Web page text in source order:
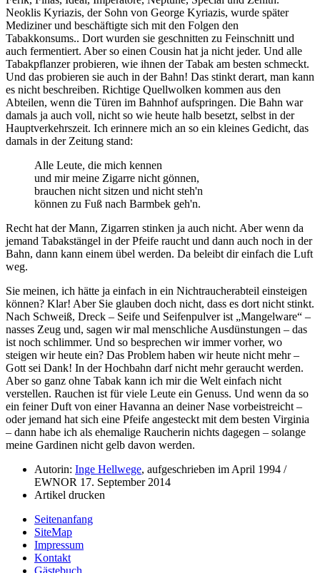
Neoklis Kyriazis, der Sohn von George Kyriazis, wurde später
Mediziner und beschäftigte sich mit den Folgen den
Tabakkonsums.. Dort wurden sie geschnitten zu Feinschnitt und
auch fermentiert. Aber so einen Cousin hat ja nicht jeder. Und alle
Tabakpflanzer probieren, wie ihnen der Tabak am besten schmeckt.
Und das probieren sie auch in der Bahn! Das stinkt derart, man kann
es nicht beschreiben. Richtige Quellwolken kommen aus den
Abteilen, wenn die Türen im Bahnhof aufspringen. Die Bahn war
damals ja auch voll, nicht so wie heute halb besetzt, selbst in der
Hauptverkehrszeit. Ich erinnere mich an so ein kleines Gedicht, das
damals in der Zeitung stand:
Alle Leute, die mich kennen
und mir meine Zigarre nicht gönnen,
brauchen nicht sitzen und nicht steh'n
können zu Fuß nach Barmbek geh'n.
Recht hat der Mann, Zigarren stinken ja auch nicht. Aber wenn da
jemand Tabakstängel in der Pfeife raucht und dann auch noch in der
Bahn, dann kann einem übel werden. Da beleibt dir einfach die Luft
weg.
Sie meinen, ich hätte ja einfach in ein Nichtraucherabteil einsteigen
können? Klar! Aber Sie glauben doch nicht, dass es dort nicht stinkt.
Nach Schweiß, Dreck – Seife und Seifenpulver ist
Mangelware
–
nasses Zeug und, sagen wir mal menschliche Ausdünstungen – das
ist noch schlimmer. Und so besprechen wir immer vorher, wo
steigen wir heute ein? Das Problem haben wir heute nicht mehr –
Gott sei Dank! In der Hochbahn darf nicht mehr geraucht werden.
Aber so ganz ohne Tabak kann ich mir die Welt einfach nicht
verstellen. Rauchen ist für viele Leute ein Genuss. Und wenn da so
ein feiner Duft von einer Havanna an deiner Nase vorbeistreicht –
oder jemand hat sich eine Pfeife angesteckt mit dem besten Virginia
– dann habe ich als ehemalige Raucherin nichts dagegen – solange
meine Gardinen nicht gelb davon werden.
Autorin: Inge Hellwege, aufgeschrieben im April 1994 /
EWNOR 17. September 2014
Artikel drucken
Seitenanfang
SiteMap
Impressum
Kontakt
Gästebuch